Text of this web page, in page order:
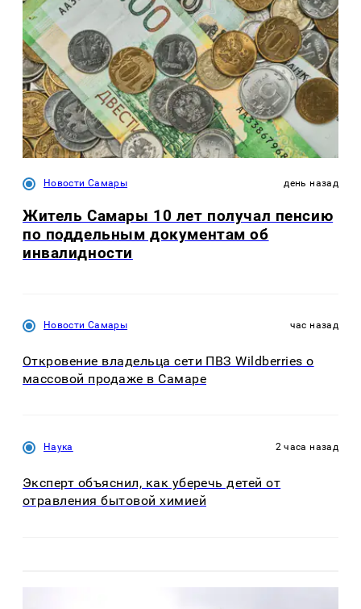
Новости Самары день назад
Житель Самары 10 лет получал пенсию
по поддельным документам об
инвалидности
Новости Самары час назад
Откровение владельца сети ПВЗ Wildberries о
массовой продаже в Самаре
Наука 2 часа назад
Эксперт объяснил, как уберечь детей от
отравления бытовой химией